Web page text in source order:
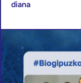
diana